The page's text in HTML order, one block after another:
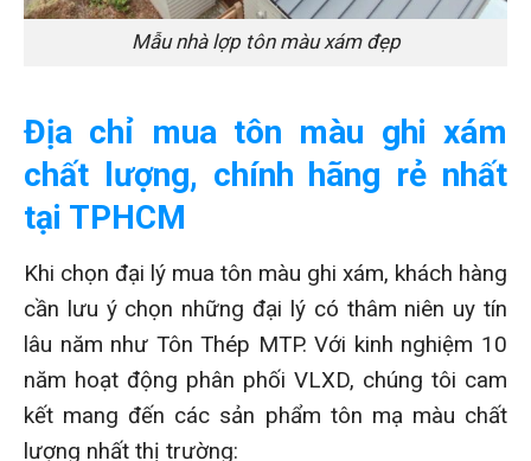
Mẫu nhà lợp tôn màu xám đẹp
Địa chỉ mua tôn màu ghi xám
chất lượng, chính hãng rẻ nhất
tại TPHCM
Khi chọn đại lý mua tôn màu ghi xám, khách hàng
cần lưu ý chọn những đại lý có thâm niên uy tín
lâu năm như Tôn Thép MTP. Với kinh nghiệm 10
năm hoạt động phân phối VLXD, chúng tôi cam
kết mang đến các sản phẩm tôn mạ màu chất
lượng nhất thị trường: